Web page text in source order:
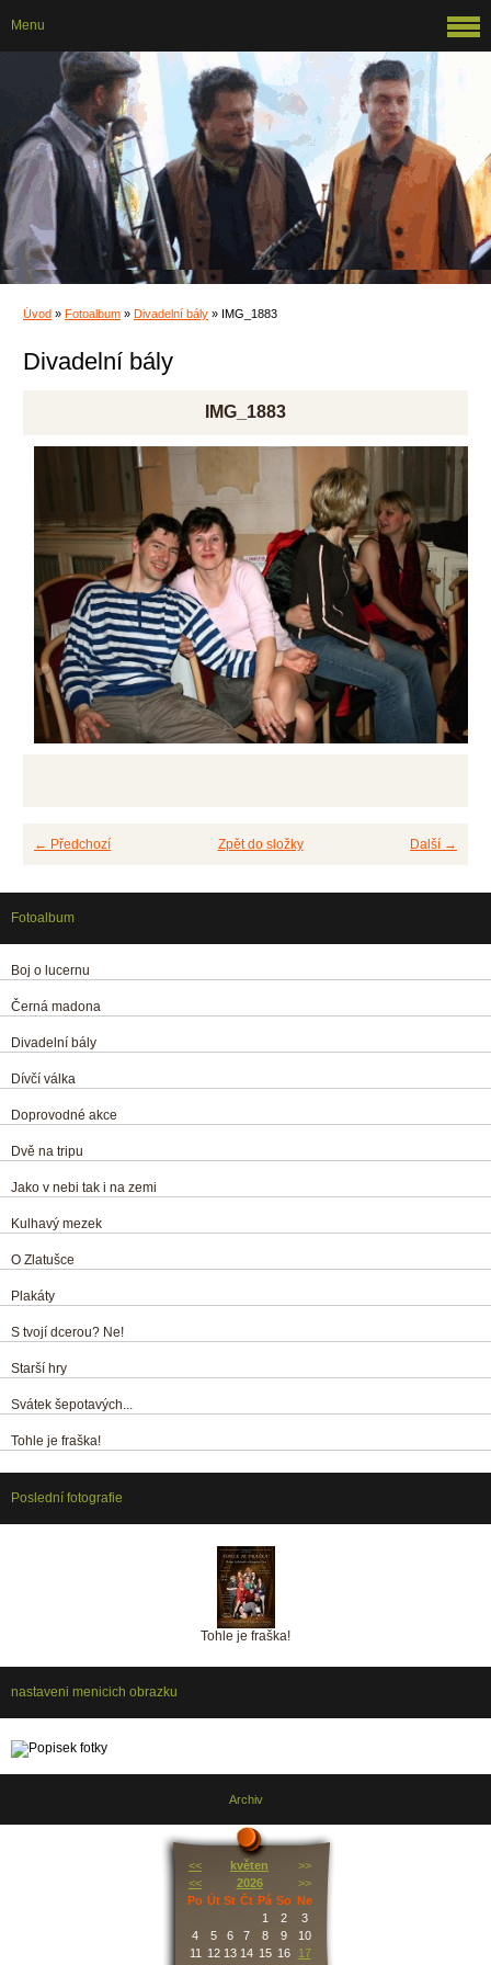
Úvod » Fotoalbum » Divadelní bály » IMG_1883
Divadelní bály
IMG_1883
← Předchozí Další →
Zpět do složky
Menu
Fotoalbum
Boj o lucernu
Černá madona
Divadelní bály
Dívčí válka
Doprovodné akce
Dvě na tripu
Jako v nebi tak i na zemi
Kulhavý mezek
O Zlatušce
Plakáty
S tvojí dcerou? Ne!
Starší hry
Svátek šepotavých...
Tohle je fraška!
Poslední fotografie
Tohle je fraška!
nastaveni menicich obrazku
Archiv
<< květen
>>
<<
2026
>>
Po Út St Čt Pá So Ne
1
2
3
4
5 6 7 8 9
10
11
12 13 14 15 16
17